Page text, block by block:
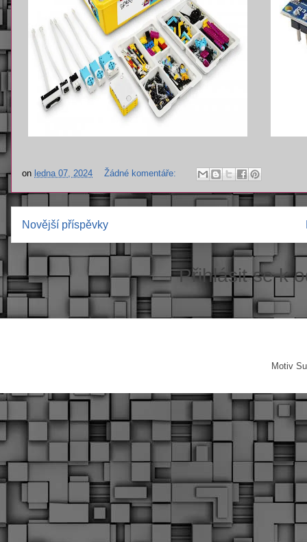
on ledna 07, 2024 Žádné komentáře:
Novější příspěvky
Přihlásit se k
Motiv